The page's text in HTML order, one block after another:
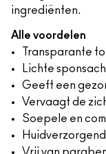
ingrediënten.
Alle voordelen
Transparante
Lichte
Geeft een
Vervaagt de
Soepele en